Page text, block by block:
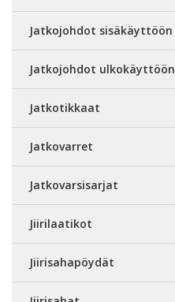
Jatkojohdot sisäkäyttöön
Jatkojohdot ulkokäyttöön
Jatkotikkaat
Jatkovarret
Jatkovarsisarjat
Jiirilaatikot
Jiirisahapöydät